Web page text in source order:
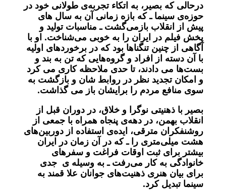
درحالی ‌که بصیر، به اتکاء تجربه‌ی طولانی خود در
حوزه‌ی سینما ـ که بازه زمانی آن به سال‌ های
پیش از انقلاب بازمی‌گشت ـ مناسبات تولید و
پخش فیلم در ایران را به ‌خوبی می‌شناخت. او با
آگاهی از چنین تنگناها بود که در برخوردهای اولیه
با آن دسته از افراد و گروه‌هایی که تن به بند و
بست‌ها می‌ دادند، تا حدی ملاحظه ‌کاری می ‌کرد
و امکان تجدید نظر در روابط شان و بازگشت به
سوی منافع مردم را برایشان باز می ‌گذاشت.
بصیر با ذهنیتی نوگرا و خلاق، در دوران قبل از
انقلاب بهمن، در دهه‌ی پنجاه همراه با جمعی از
روشنفکران مترقی، ایده‌ی استفاده از دوربین‌های
هشت میلی‌متری را ـ که در آن زمان در ایران
بیشتر برای ثبت اوقات فراغت و سفرهای
خانوادگی به کار می‌رفت ـ به وسیله ی جدی
برای بیان هنری ذهنیت‌های جوانان علا قمند به
سینما تبدیل کرد.